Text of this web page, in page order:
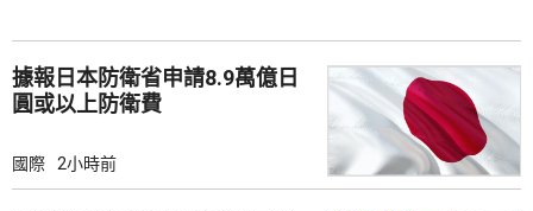
據報日本防衛省申請8.9萬億日
圓或以上防衛費
國際 2小時前